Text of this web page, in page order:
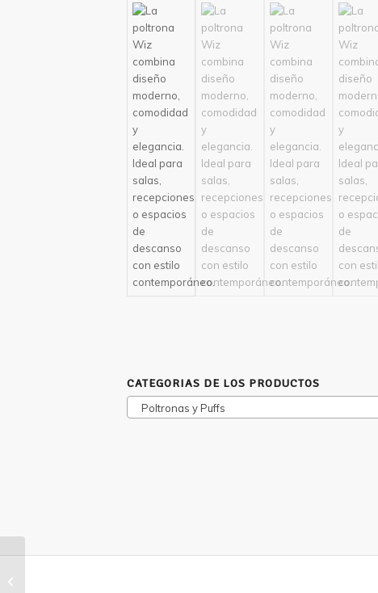
CATEGORIAS DE LOS PRODUCTOS
Poltronas y Puffs